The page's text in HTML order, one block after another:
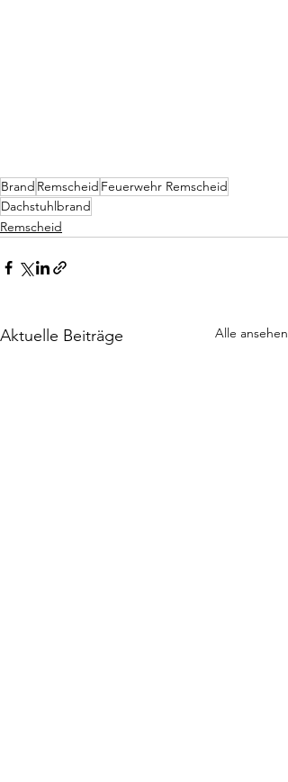
Brand Remscheid Feuerwehr Remscheid
Dachstuhlbrand
Remscheid
Aktuelle Beiträge Alle ansehen